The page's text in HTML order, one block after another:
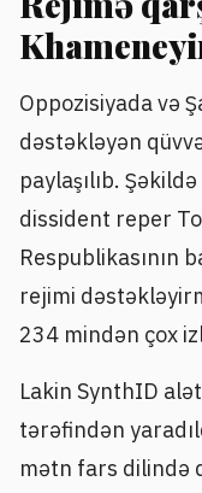
Oppozisiyada və
dəstəkləyən
paylaşılıb.
dissident reper
Respublikasının
rejimi
234 mindən çox
Lakin SynthID
tərəfindən
mətn fars dilində